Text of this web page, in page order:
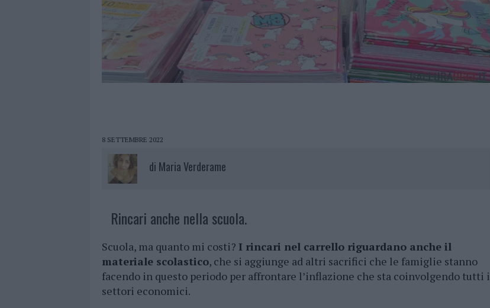
8 SETTEMBRE 2022
di Maria Verderame
Rincari anche nella scuola.
Scuola, ma quanto mi costi? I rincari nel carrello riguardano anche il
materiale scolastico, che si aggiunge ad altri sacrifici che le famiglie stanno
facendo in questo periodo per affrontare l’inflazione che sta coinvolgendo tutti i
settori economici.